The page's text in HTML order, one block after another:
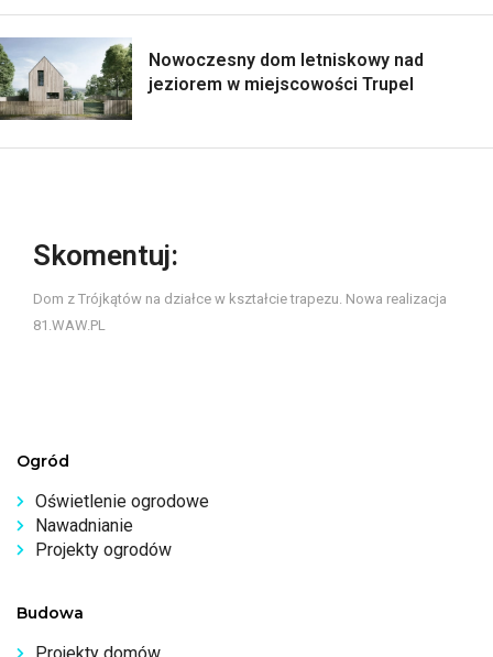
Nowoczesny dom letniskowy nad
jeziorem w miejscowości Trupel
Skomentuj:
Dom z Trójkątów na działce w kształcie trapezu. Nowa realizacja
81.WAW.PL
Ogród
Oświetlenie ogrodowe
Nawadnianie
Projekty ogrodów
Budowa